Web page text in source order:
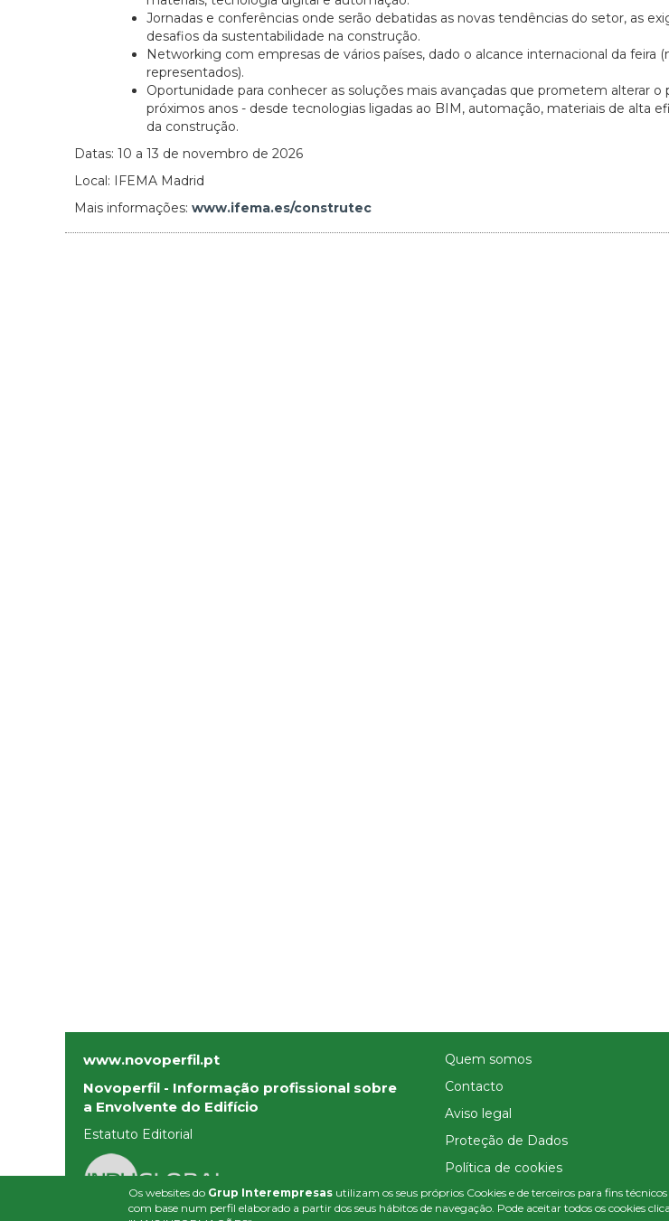
Os websites do Grup Interempresas utilizam os seus próprios Cookies e de terceiros para fins
com base num perfil elaborado a partir dos seus hábitos de navegação. Pode aceitar todos os cookies
Jornadas e conferências onde serão debatidas as novas tendências do setor, as
desafios da sustentabilidade na construção.
Networking com empresas de vários países, dado o alcance internacional da feira
representados).
Oportunidade para conhecer as soluções mais avançadas que prometem alterar o
próximos anos - desde tecnologias ligadas ao BIM, automação, materiais de alta
da construção.
Datas: 10 a 13 de novembro de 2026
Local: IFEMA Madrid
Mais informações: www.ifema.es/construtec
www.novoperfil.pt
Novoperfil - Informação profissional sobre
a Envolvente do Edifício
Estatuto Editorial
Quem somos
Contacto
Aviso legal
Proteção de Dados
Política de cookies
Política de Privacidade Nas Redes